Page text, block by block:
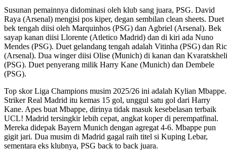
Susunan pemainnya didominasi oleh klub sang juara, PSG. David
Raya (Arsenal) mengisi pos kiper, degan sembilan clean sheets. Duet
bek tengah diisi oleh Marquinhos (PSG) dan Agbriel (Arsenal). Bek
sayap kanan diisi Llorente (Atletico Madrid) dan di kiri ada Nuno
Mendes (PSG). Duet gelandang tengah adalah Vitinha (PSG) dan
(Arsenal). Dua winger diisi Olise (Munich) di kanan dan
(PSG). Duet penyerang milik Harry Kane (Munich) dan Dembele
(PSG).
Top skor Liga Champions musim 2025/26 ini adalah Kylian Mbappe.
Striker Real Madrid itu kemas 15 gol, unggul satu gol dari Harry
Kane. Apes buat Mbappe, dirinya tidak masuk kesebelasan terbaik
UCL! Madrid tersingkir lebih cepat, angkat koper di perempatfinal.
Mereka didepak Bayern Munich dengan agregat 4-6. Mbappe pun
gigit jari. Dua musim di Madrid gagal raih titel si Kuping Lebar,
sementara eks klubnya, PSG back to back juara.